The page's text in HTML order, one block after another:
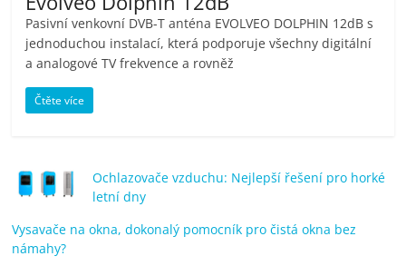
Pasivní venkovní DVB-T anténa EVOLVEO DOLPHIN 12dB s
jednoduchou instalací, která podporuje všechny digitální
a analogové TV frekvence a rovněž
Čtěte více
Ochlazovače vzduchu: Nejlepší řešení pro horké
letní dny
Vysavače na okna, dokonalý pomocník pro čistá okna bez
námahy?